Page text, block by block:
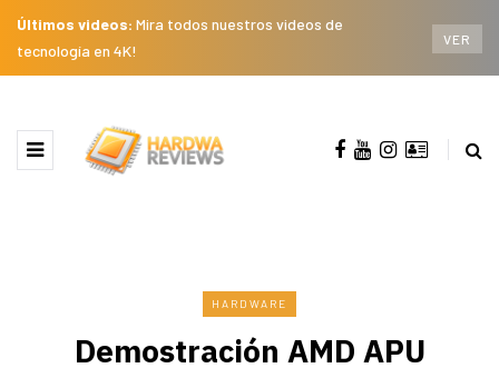
Últimos videos: Mira todos nuestros videos de
tecnología en 4K!
VER
HARDWARE
Demostración AMD APU